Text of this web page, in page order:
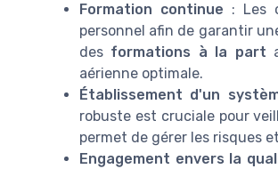
Formation continue : Les
personnel afin de garantir
des formations à la part
aérienne optimale.
Établissement d'un
robuste est cruciale pour
permet de gérer les risques
Engagement envers la